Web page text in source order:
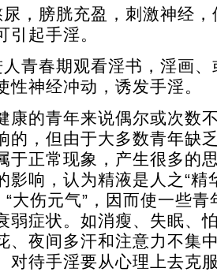
膀胱充盈，刺激神经，
引起手淫。
春期观看淫书，淫画、
性神经冲动，诱发手淫。
的青年来说偶尔或次数
的，但由于大多数青年缺
于正常现象，产生很多的
影响，认为精液是人之“精
“大伤元气”，因而使一些
弱症状。如消瘦、失眠、
、夜间多汗和注意力不集
对待手淫要从心理上去克